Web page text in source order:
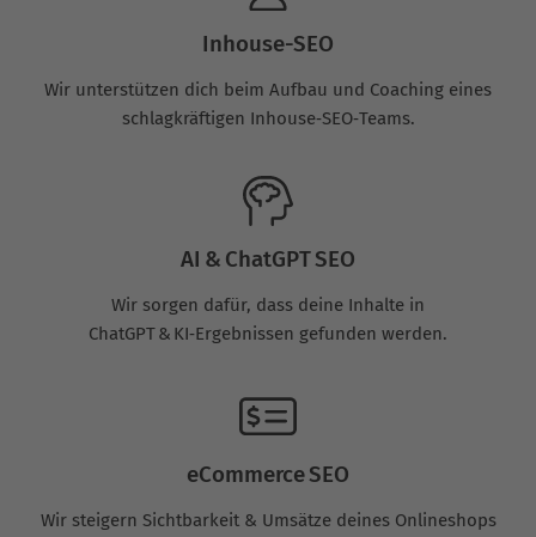
Inhouse-SEO
Wir unterstützen dich beim Aufbau und Coaching eines
schlagkräftigen Inhouse‑SEO‑Teams.
AI & ChatGPT SEO
Wir sorgen dafür, dass deine Inhalte in
ChatGPT & KI‑Ergebnissen gefunden werden.
eCommerce SEO
Wir steigern Sichtbarkeit & Umsätze deines Onlineshops